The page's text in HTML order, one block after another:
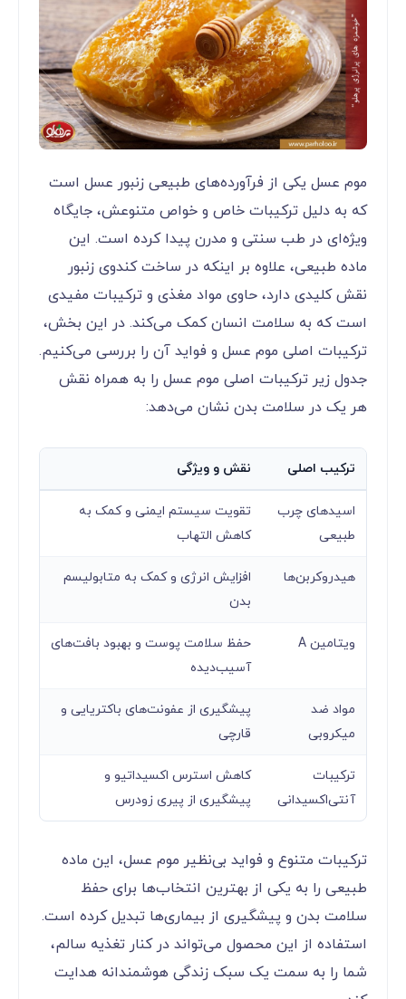
موم عسل یکی از فرآورده‌های طبیعی زنبور عسل است
که به دلیل ترکیبات خاص و خواص متنوعش، جایگاه
ویژه‌ای در طب سنتی و مدرن پیدا کرده است. این
ماده طبیعی، علاوه بر اینکه در ساخت کندوی زنبور
نقش کلیدی دارد، حاوی مواد مغذی و ترکیبات مفیدی
است که به سلامت انسان کمک می‌کند. در این بخش،
ترکیبات اصلی موم عسل و فواید آن را بررسی می‌کنیم.
جدول زیر ترکیبات اصلی موم عسل را به همراه نقش
هر یک در سلامت بدن نشان می‌دهد:
ترکیب اصلی نقش و ویژگی
اسیدهای چرب
طبیعی
تقویت سیستم ایمنی و کمک به
کاهش التهاب
هیدروکربن‌ها
افزایش انرژی و کمک به متابولیسم
بدن
ویتامین A
حفظ سلامت پوست و بهبود بافت‌های
آسیب‌دیده
مواد ضد
میکروبی
پیشگیری از عفونت‌های باکتریایی و
قارچی
ترکیبات
آنتی‌اکسیدانی
کاهش استرس اکسیداتیو و
پیشگیری از پیری زودرس
ترکیبات متنوع و فواید بی‌نظیر موم عسل، این ماده
طبیعی را به یکی از بهترین انتخاب‌ها برای حفظ
سلامت بدن و پیشگیری از بیماری‌ها تبدیل کرده است.
استفاده از این محصول می‌تواند در کنار تغذیه سالم،
شما را به سمت یک سبک زندگی هوشمندانه هدایت